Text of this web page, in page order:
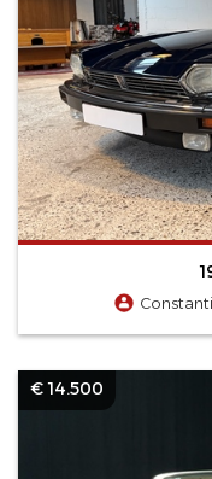
€ 14.500